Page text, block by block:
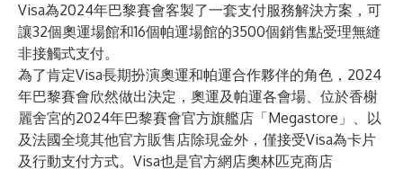
Visa為2024年巴黎賽會客製了一套支付服務解決方案，可
讓32個奧運場館和16個帕運場館的3500個銷售點受理無縫
非接觸式支付。
為了肯定Visa長期扮演奧運和帕運合作夥伴的角色，2024
年巴黎賽會欣然做出決定，奧運及帕運各會場、位於香榭
麗舍宮的2024年巴黎賽會官方旗艦店「Megastore」、以
及法國全境其他官方販售店除現金外，僅接受Visa為卡片
及行動支付方式。Visa也是官方網店奧林匹克商店